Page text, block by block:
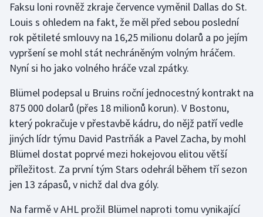
Rychlobruslení
Rychlostní kanoistika
Sportovní střelba
Stolní tenis
Triatlon
Faksu loni rovněž zkraje července vyměnil Dallas do St.
Louis s ohledem na fakt, že měl před sebou poslední
rok pětileté smlouvy na 16,25 milionu dolarů a po jejím
vypršení se mohl stát nechráněným volným hráčem.
Nyní si ho jako volného hráče vzal zpátky.
Blümel podepsal u Bruins roční jednocestný kontrakt na
875 000 dolarů (přes 18 milionů korun). V Bostonu,
který pokračuje v přestavbě kádru, do nějž patří vedle
jiných lídr týmu David Pastrňák a Pavel Zacha, by mohl
Blümel dostat poprvé mezi hokejovou elitou větší
příležitost. Za první tým Stars odehrál během tří sezon
jen 13 zápasů, v nichž dal dva góly.
Na farmě v AHL prožil Blümel naproti tomu vynikající